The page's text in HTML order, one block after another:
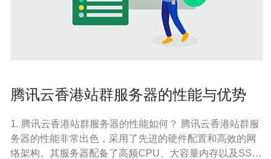
腾讯云香港站群服务器的性能与优势
1. 腾讯云香港站群服务器的性能如何？ 腾讯云香港站群服
务器的性能非常出色，采用了先进的硬件配置和高效的网
络架构。其服务器配备了高频CPU、大容量内存以及SSD